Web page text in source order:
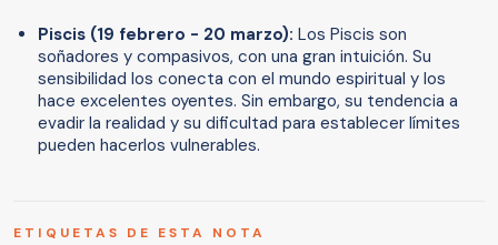
Piscis (19 febrero - 20 marzo): Los Piscis son
soñadores y compasivos, con una gran intuición. Su
sensibilidad los conecta con el mundo espiritual y los
hace excelentes oyentes. Sin embargo, su tendencia a
evadir la realidad y su dificultad para establecer límites
pueden hacerlos vulnerables.
ETIQUETAS DE ESTA NOTA